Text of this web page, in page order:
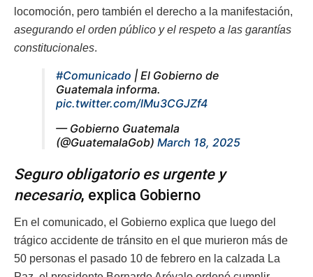
locomoción, pero también el derecho a la manifestación,
asegurando el orden público y el respeto a las garantías
constitucionales.
#Comunicado | El Gobierno de
Guatemala informa.
pic.twitter.com/lMu3CGJZf4
— Gobierno Guatemala
(@GuatemalaGob) March 18, 2025
Seguro obligatorio es urgente y
necesario, explica Gobierno
En el comunicado, el Gobierno explica que luego del
trágico accidente de tránsito en el que murieron más de
50 personas el pasado 10 de febrero en la calzada La